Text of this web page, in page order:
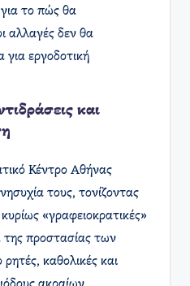
το πώς θα
αλλαγές δεν θα
για εργοδοτική
και
Κέντρο Αθήνας
τους, τονίζοντας
«γραφειοκρατικές»
της προστασίας των
καθολικές και